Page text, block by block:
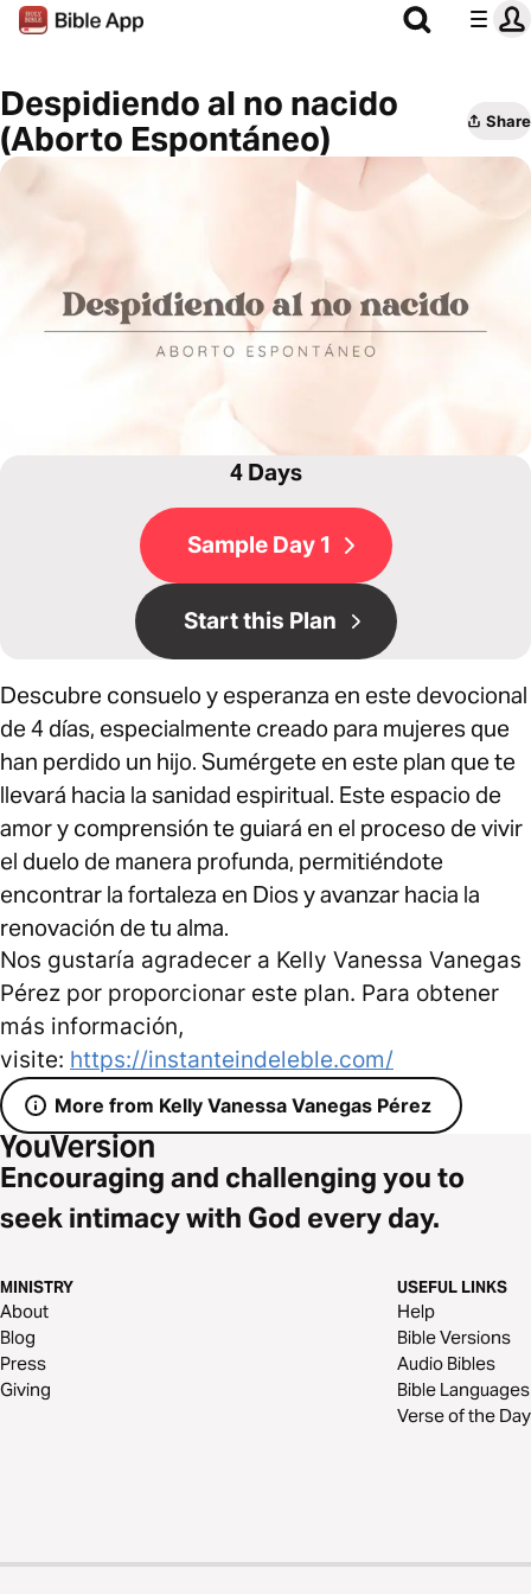
Despidiendo al no nacido
(Aborto Espontáneo)
Share
4 Days
Sample Day 1
Start this Plan
Descubre consuelo y esperanza en este devocional
de 4 días, especialmente creado para mujeres que
han perdido un hijo. Sumérgete en este plan que te
llevará hacia la sanidad espiritual. Este espacio de
amor y comprensión te guiará en el proceso de vivir
el duelo de manera profunda, permitiéndote
encontrar la fortaleza en Dios y avanzar hacia la
renovación de tu alma.
Nos gustaría agradecer a Kelly Vanessa Vanegas
Pérez por proporcionar este plan. Para obtener
más información,
visite: https://instanteindeleble.com/
More from Kelly Vanessa Vanegas Pérez
Encouraging and challenging you to
seek intimacy with God every day.
MINISTRY
About
Blog
Press
Giving
USEFUL LINKS
Help
Bible Versions
Audio Bibles
Bible Languages
Verse of the Day